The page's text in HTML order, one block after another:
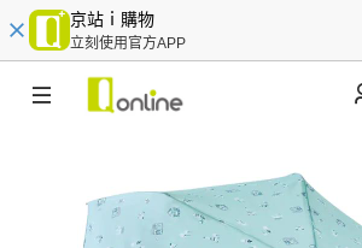
京站ｉ購物
立刻使用官方APP